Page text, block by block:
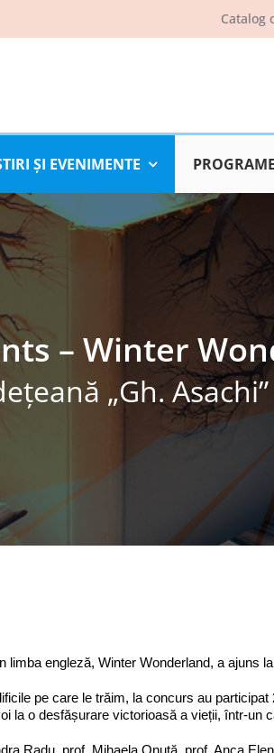
Catalog
ŞI EVENIMENTE
– Winter
„Gh.
limba engleză, Winter Wonderland, a ajuns
pe care le trăim, la concurs au
la o desfășurare victorioasă a vieții, într-un
Radu, prof. Mihaela Onuță, prof. Anca